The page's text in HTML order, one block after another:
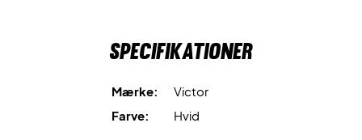
Specifikationer
Mærke:
Victor
Farve:
Hvid